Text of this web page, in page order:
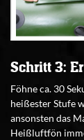
Schritt 3:
Föhne ca. 30
heißester Stufe
ansonsten das
Heißluftfön